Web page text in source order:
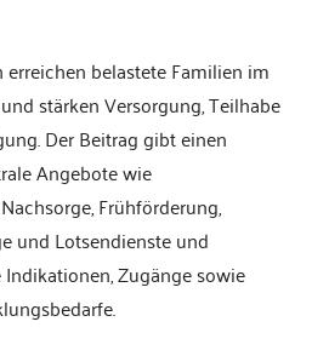
belastete Familien im
stärken Versorgung, Teilhabe
Der Beitrag gibt einen
Angebote wie
Frühförderung,
und Lotsendienste und
Zugänge sowie